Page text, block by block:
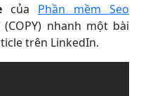
của Phần mềm Seo
nhanh một bài
trên LinkedIn.